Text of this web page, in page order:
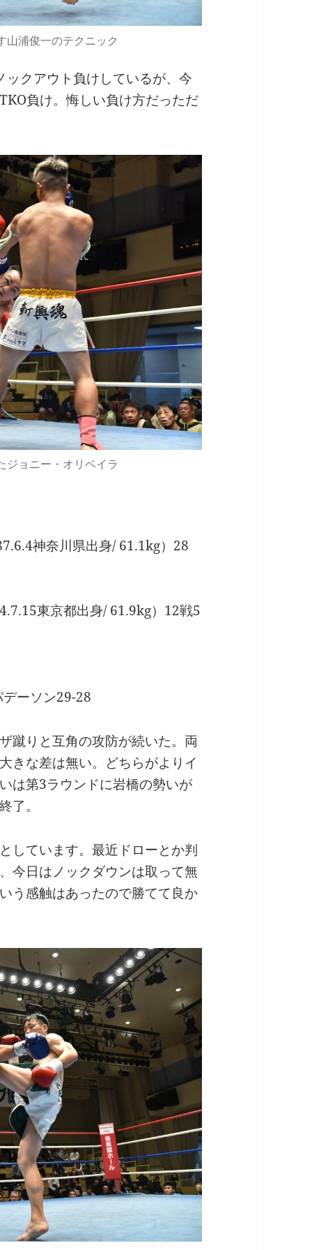
山浦俊一のテクニック
クアウト負けしているが、今
負け。悔しい負け方だっただ
ジョニー・オリベイラ
神奈川県出身/ 61.1kg）28
東京都出身/ 61.9kg）12戦5
ーソン29-28
蹴りと互角の攻防が続いた。両
きな差は無い。どちらがよりイ
は第3ラウンドに岩橋の勢いが
了。
しています。最近ドローとか判
今日はノックダウンは取って無
う感触はあったので勝てて良か